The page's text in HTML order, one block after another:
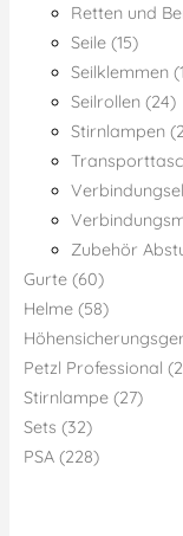
Retten und
Seile (15)
Seilklemmen
Seilrollen (24)
Stirnlampen
Zubehör
Gurte (60)
Helme (58)
Petzl Professional
Stirnlampe (27)
Sets (32)
PSA (228)